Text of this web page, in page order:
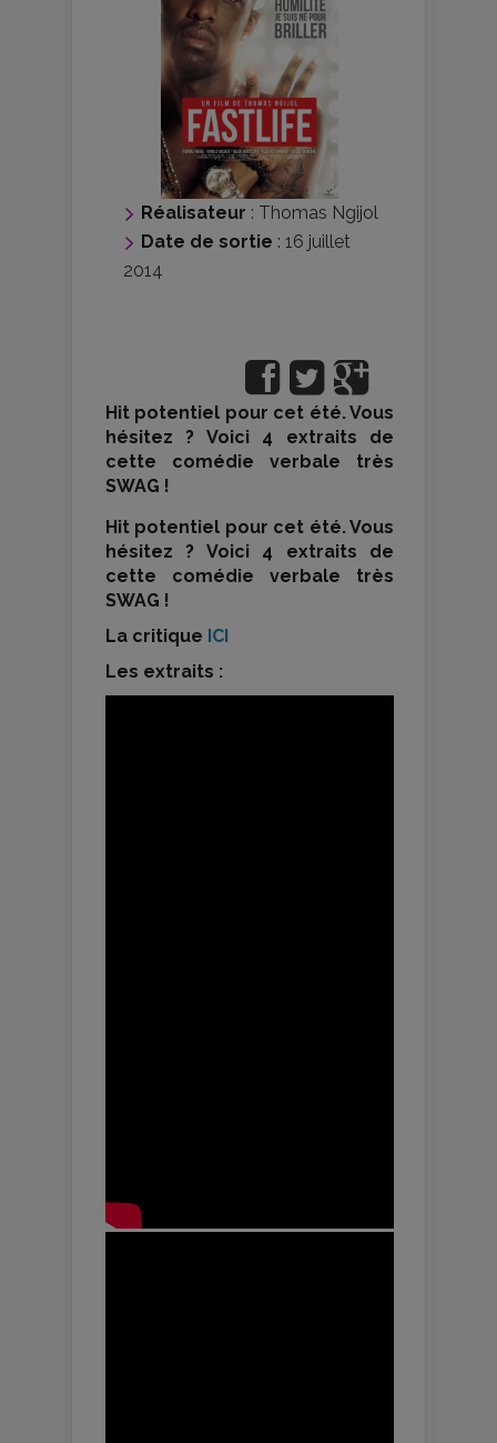
Réalisateur : Thomas Ngijol
Date de sortie : 16 juillet
2014
Hit potentiel pour cet été. Vous
hésitez ? Voici 4 extraits de
cette comédie verbale très
SWAG !
Hit potentiel pour cet été. Vous
hésitez ? Voici 4 extraits de
cette comédie verbale très
SWAG !
La critique ICI
Les extraits :